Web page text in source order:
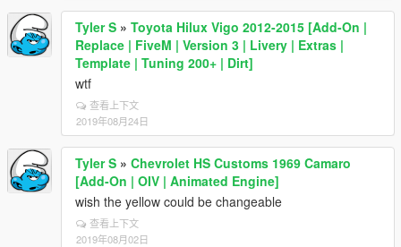
Tyler S » Toyota Hilux Vigo 2012-2015 [Add-On |
Replace | FiveM | Version 3 | Livery | Extras |
Template | Tuning 200+ | Dirt]
wtf
查看上下文
2019年08月24日
Tyler S » Chevrolet HS Customs 1969 Camaro
[Add-On | OIV | Animated Engine]
wish the yellow could be changeable
查看上下文
2019年08月02日